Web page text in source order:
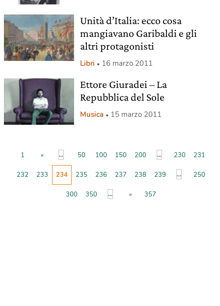
Unità d’Italia: ecco cosa
mangiavano Garibaldi e gli
altri protagonisti
Libri 16 marzo 2011
Ettore Giuradei – La
Repubblica del Sole
Musica 15 marzo 2011
1 « ... 50 100 150 200 ... 230 231
232 233 234 235 236 237 238 239 ... 250
300 350 ... » 357